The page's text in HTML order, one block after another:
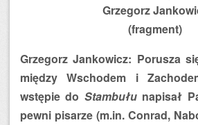
Grzegorz
(fragment)
Grzegorz Jankowicz: Porusza
między Wschodem i
wstępie do Stambułunapisał
pewni pisarze (m.in. Conrad,